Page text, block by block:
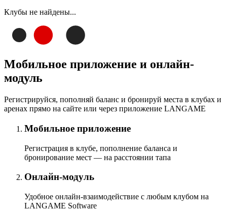
Клубы не найдены...
Мобильное приложение и онлайн-
модуль
Регистрируйся, пополняй баланс и бронируй места в клубах и
аренах прямо на сайте или через приложение LANGAME
Мобильное приложение
Регистрация в клубе, пополнение баланса и
бронирование мест — на расстоянии тапа
Онлайн-модуль
Удобное онлайн-взаимодействие с любым клубом на
LANGAME Software